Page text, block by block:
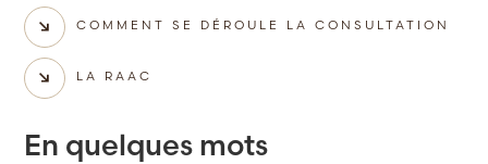
COMMENT SE DÉROULE LA CONSULTATION
LA RAAC
En quelques mots